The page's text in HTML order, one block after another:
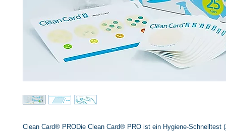
Clean Card® PRODie Clean Card® PRO ist ein Hygiene-Schnelltest